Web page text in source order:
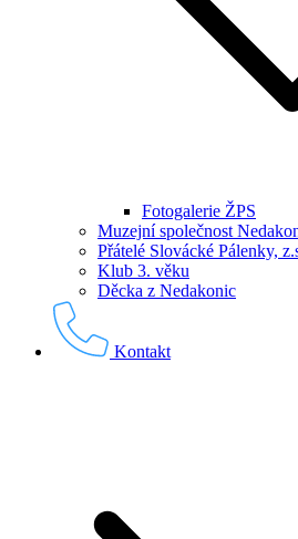
Fotogalerie ŽPS
Muzejní společnost
Přátelé Slovácké Pálenky,
Klub 3. věku
Děcka z Nedakonic
Kontakt